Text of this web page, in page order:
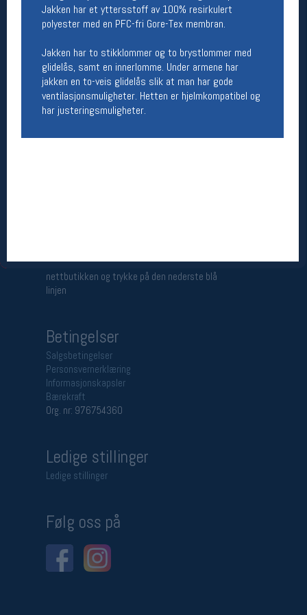
Jakken har et yttersstoff av 100% resirkulert
polyester med en PFC-fri Gore-Tex membran.
Jakken har to stikklommer og to brystlommer med
glidelås, samt en innerlomme. Under armene har
jakken en to-veis glidelås slik at man har gode
ventilasjonsmuligheter. Hetten er hjelmkompatibel og
har justeringsmuligheter.
Åpningstider butikk
Lørdag:
11-16
Team Oslo Sportslager
For å bestille time må du logge inn i
nettbutikken og trykke på den nederste blå
linjen
Betingelser
Salgsbetingelser
Personsvernerklæring
Informasjonskapsler
Bærekraft
Org. nr: 976754360
Ledige stillinger
Ledige stillinger
Følg oss på